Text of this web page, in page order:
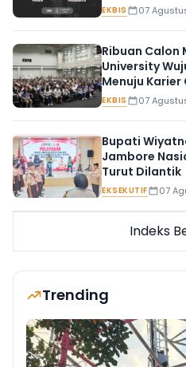
EKBIS 07
Ribuan Calon
University
Menuju Karier
EKBIS 07
Bupati
Jambore
Turut Dilantik
EKSEKUTIF 07
Indeks
Trending